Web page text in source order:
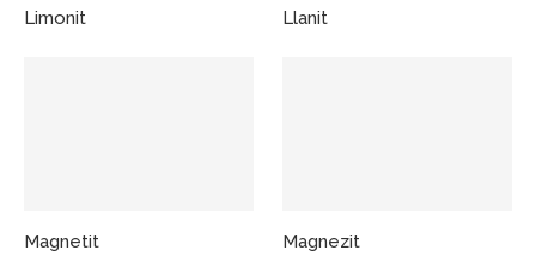
Limonit Llanit
Magnetit Magnezit